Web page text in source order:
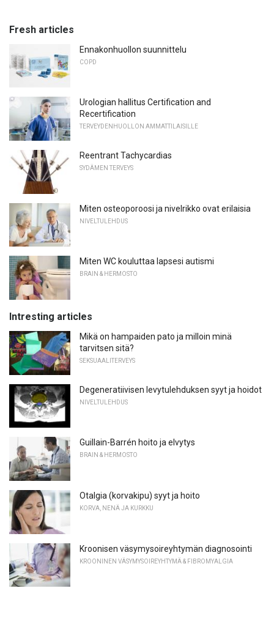
Fresh articles
Ennakonhuollon suunnittelu
COPD
Urologian hallitus Certification and
Recertification
TERVEYDENHUOLLON AMMATTILAISILLE
Reentrant Tachycardias
SYDÄMEN TERVEYS
Miten osteoporoosi ja nivelrikko ovat erilaisia
NIVELTULEHDUS
Miten WC kouluttaa lapsesi autismi
BRAIN & HERMOSTO
Intresting articles
Mikä on hampaiden pato ja milloin minä
tarvitsen sitä?
SEKSUAALITERVEYS
Degeneratiivisen levytulehduksen syyt ja hoidot
NIVELTULEHDUS
Guillain-Barrén hoito ja elvytys
BRAIN & HERMOSTO
Otalgia (korvakipu) syyt ja hoito
KORVA, NENÄ JA KURKKU
Kroonisen väsymysoireyhtymän diagnosointi
KROONINEN VÄSYMYSOIREYHTYMÄ & FIBROMYALGIA